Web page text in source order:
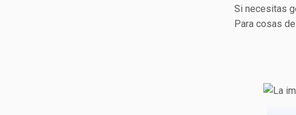
Si necesitas
Para cosas